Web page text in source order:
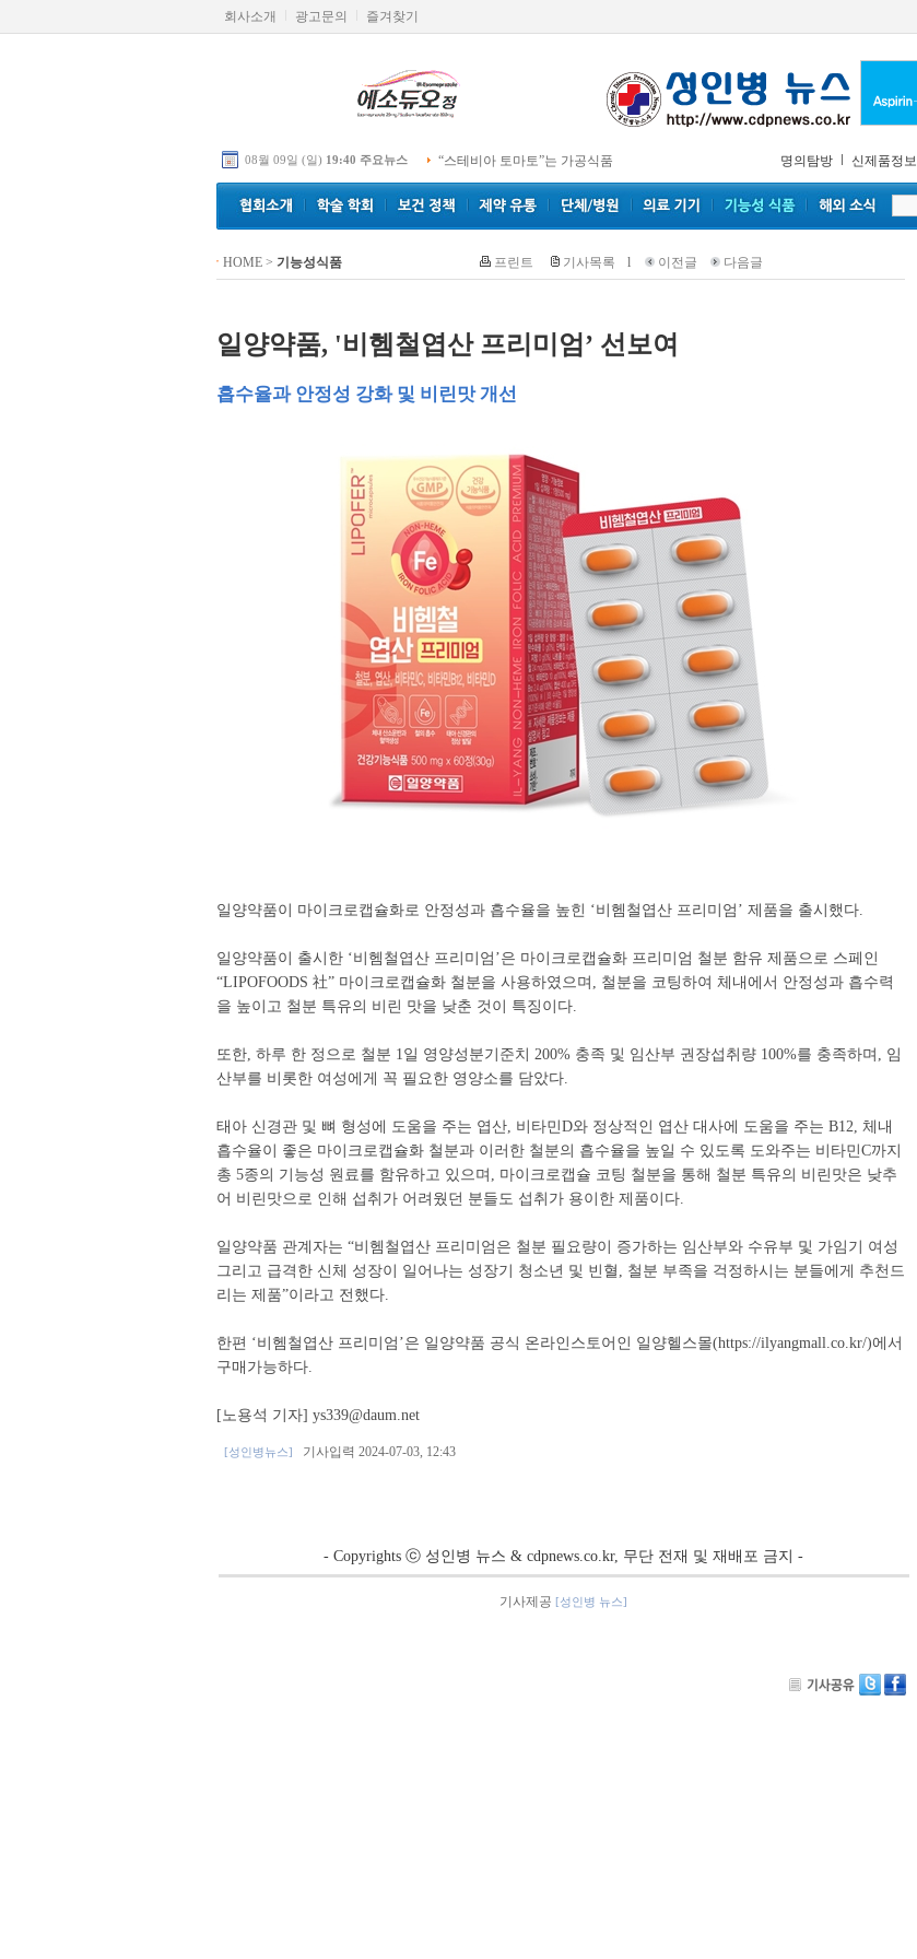
회사소개 광고문의 즐겨찾기
08월 09일 (일) 19:40 주요뉴스 “스테비아 토마토”는 가공식품 명의탐방 신제품정보
HOME> 기능성식품 프린트 기사목록 l 이전글 다음글
일양약품, '비헴철엽산 프리미엄’ 선보여
흡수율과 안정성 강화 및 비린맛 개선
일양약품이 마이크로캡슐화로 안정성과 흡수율을 높힌 ‘비헴철엽산 프리미엄’ 제품을 출시했다.
일양약품이 출시한 ‘비헴철엽산 프리미엄’은 마이크로캡슐화 프리미엄 철분 함유 제품으로 스페인
“LIPOFOODS 社” 마이크로캡슐화 철분을 사용하였으며, 철분을 코팅하여 체내에서 안정성과 흡수력
을 높이고 철분 특유의 비린 맛을 낮춘 것이 특징이다.
또한, 하루 한 정으로 철분 1일 영양성분기준치 200% 충족 및 임산부 권장섭취량 100%를 충족하며, 임
산부를 비롯한 여성에게 꼭 필요한 영양소를 담았다.
태아 신경관 및 뼈 형성에 도움을 주는 엽산, 비타민D와 정상적인 엽산 대사에 도움을 주는 B12, 체내
흡수율이 좋은 마이크로캡슐화 철분과 이러한 철분의 흡수율을 높일 수 있도록 도와주는 비타민C까지
총 5종의 기능성 원료를 함유하고 있으며, 마이크로캡슐 코팅 철분을 통해 철분 특유의 비린맛은 낮추
어 비린맛으로 인해 섭취가 어려웠던 분들도 섭취가 용이한 제품이다.
일양약품 관계자는 “비헴철엽산 프리미엄은 철분 필요량이 증가하는 임산부와 수유부 및 가임기 여성
그리고 급격한 신체 성장이 일어나는 성장기 청소년 및 빈혈, 철분 부족을 걱정하시는 분들에게 추천드
리는 제품”이라고 전했다.
한편 ‘비헴철엽산 프리미엄’은 일양약품 공식 온라인스토어인 일양헬스몰(https://ilyangmall.co.kr/)에서
구매가능하다.
[노용석 기자] ys339@daum.net
[성인병뉴스] 기사입력 2024-07-03, 12:43
- Copyrights ⓒ 성인병 뉴스 & cdpnews.co.kr, 무단 전재 및 재배포 금지 -
기사제공 [성인병 뉴스]